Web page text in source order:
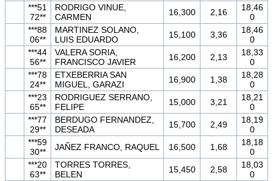
***51
72**
RODRIGO VINUE,
CARMEN
16,300 2,16
18,46
0
***88
06**
MARTINEZ SOLANO,
LUIS EDUARDO
15,100 3,36
18,46
0
***44
56**
VALERA SORIA,
FRANCISCO JAVIER
16,200 2,13
18,33
0
***78
24**
ETXEBERRIA SAN
MIGUEL, GARAZI
16,900 1,38
18,28
0
***23
65**
RODRIGUEZ SERRANO,
FELIPE
15,000 3,21
18,21
0
***77
29**
BERDUGO FERNANDEZ,
DESEADA
15,700 2,49
18,19
0
***59
30**
JAÑEZ FRANCO, RAQUEL 16,500 1,68
18,18
0
***20
63**
TORRES TORRES,
BELEN
15,450 2,58
18,03
0